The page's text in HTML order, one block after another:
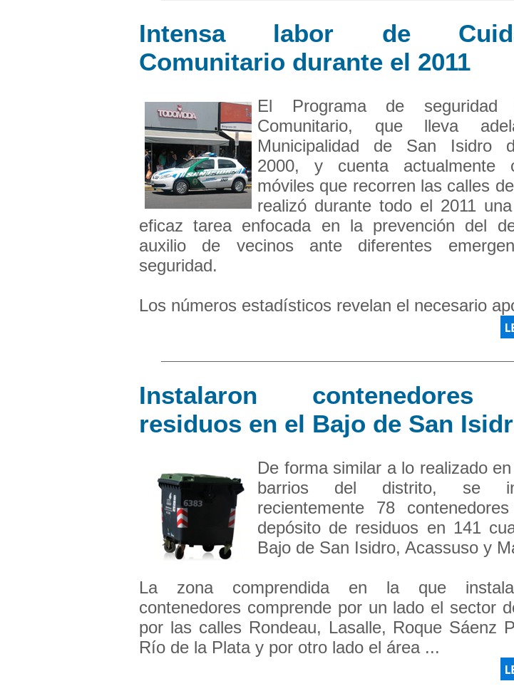
Intensa labor de
Comunitario durante el 2011
El Programa de seguridad
Comunitario, que lleva
Municipalidad de San Isidro
2000, y cuenta actualmente
móviles que recorren las calles
realizó durante todo el 2011
eficaz tarea enfocada en la prevención del
auxilio de vecinos ante diferentes
seguridad.
Los números estadísticos revelan el necesario
Instalaron
residuos en el Bajo de San
De forma similar a lo realizado
barrios del distrito, se
recientemente 78
depósito de residuos en 141
Bajo de San Isidro, Acassuso y
La zona comprendida en la que
contenedores comprende por un lado el sector
por las calles Rondeau, Lasalle, Roque Sáenz
Río de la Plata y por otro lado el área ...